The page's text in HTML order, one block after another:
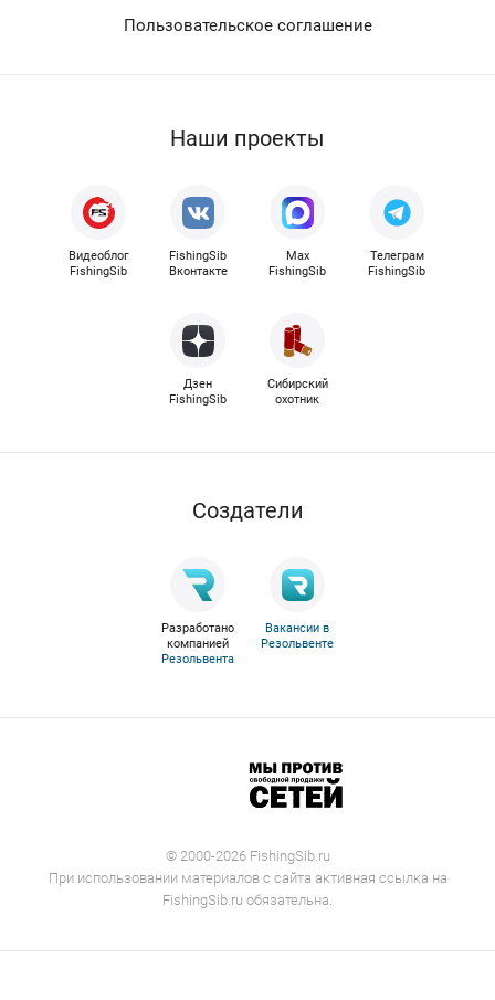
Пользовательское соглашение
Наши проекты
Видеоблог
FishingSib
FishingSib
Вконтакте
Max
FishingSib
Телеграм
FishingSib
Дзен
FishingSib
Сибирский
охотник
Cоздатели
Разработано
компанией
Резольвента
Вакансии в
Резольвенте
© 2000-2026 FishingSib.ru
При использовании материалов с сайта активная ссылка на
FishingSib.ru обязательна.